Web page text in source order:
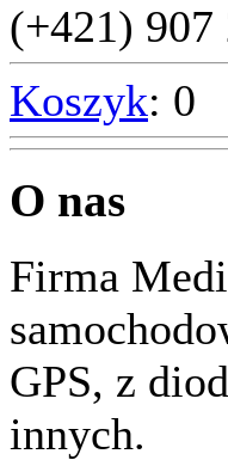
(+421) 907
Koszyk: 0
O nas
Firma
GPS, z
innych.